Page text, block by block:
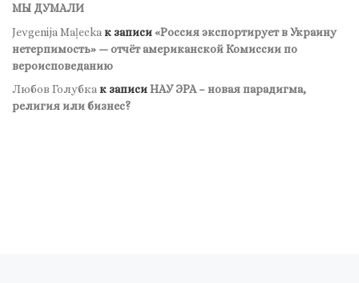
МЫ ДУМАЛИ
Jevgenija Maļecka к записи«Россия экспортирует в Украину
нетерпимость» — отчёт американской Комиссии по
вероисповеданию
Любов Голубкак записиНАУ ЭРА – новая парадигма,
религия или бизнес?